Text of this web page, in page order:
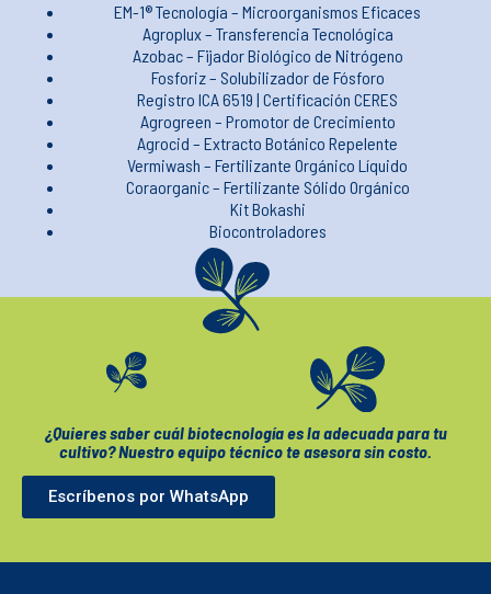
EM-1® Tecnología – Microorganismos Eficaces
Agroplux – Transferencia Tecnológica
Azobac – Fijador Biológico de Nitrógeno
Fosforiz – Solubilizador de Fósforo
Registro ICA 6519 | Certificación CERES
Agrogreen – Promotor de Crecimiento
Agrocid – Extracto Botánico Repelente
Vermiwash – Fertilizante Orgánico Líquido
Coraorganic – Fertilizante Sólido Orgánico
Kit Bokashi
Biocontroladores
¿Quieres saber cuál biotecnología es la adecuada para tu
cultivo? Nuestro equipo técnico te asesora sin costo.
Escríbenos por WhatsApp